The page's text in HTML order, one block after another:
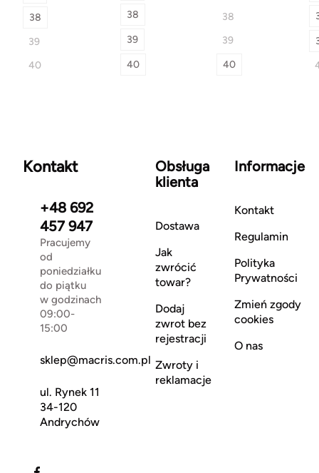
38
39
40
38
39
40
38
39
40
Kontakt
+48 692
457 947
Pracujemy
od
poniedziałku
do piątku
w godzinach
09:00-
15:00
sklep@macris.com.pl
ul. Rynek 11
34-120
Andrychów
Obsługa
klienta
Dostawa
Jak
zwrócić
towar?
Dodaj
zwrot bez
rejestracji
Zwroty i
reklamacje
Informacje
Kontakt
Regulamin
Polityka
Prywatności
Zmień zgody
cookies
O nas